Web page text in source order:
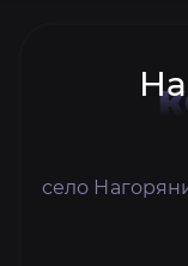
село